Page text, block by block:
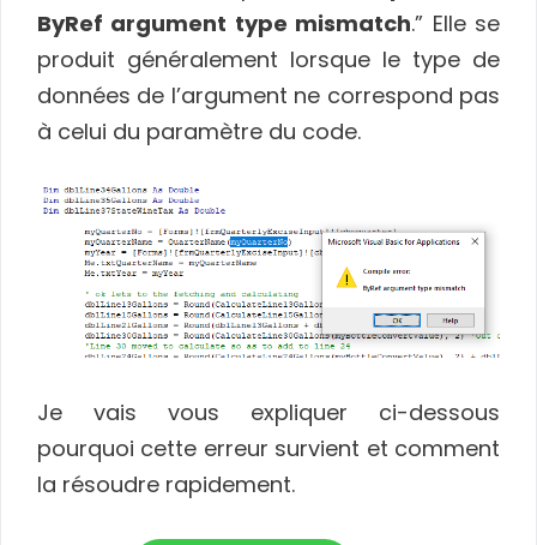
ByRef argument type mismatch.” Elle se
produit généralement lorsque le type de
données de l’argument ne correspond pas
à celui du paramètre du code.
Je vais vous expliquer ci-dessous
pourquoi cette erreur survient et comment
la résoudre rapidement.